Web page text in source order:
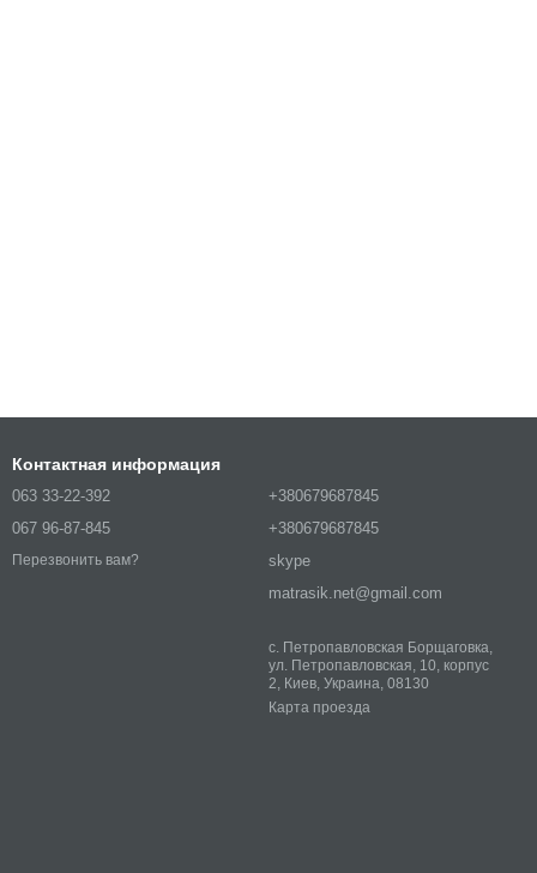
Контактная информация
063 33-22-392
067 96-87-845
Перезвонить вам?
+380679687845
+380679687845
skype
matrasik.net@gmail.com
с. Петропавловская Борщаговка,
ул. Петропавловская, 10, корпус
2, Киев, Украина, 08130
Карта проезда